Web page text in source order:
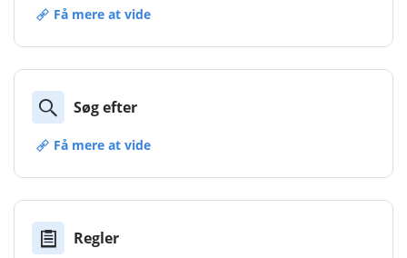
Få mere at vide
Søg efter
Få mere at vide
Regler